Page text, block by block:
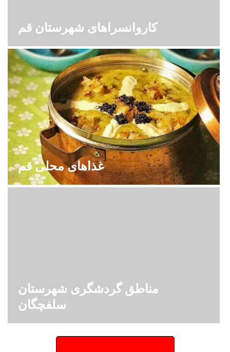
کاروانسراهای شهرستان قم
غذاهای محلی قم
مناطق گردشگری شهرستان
سلفچگان